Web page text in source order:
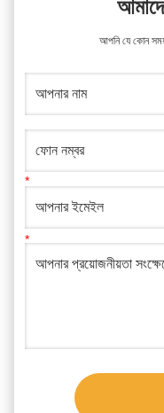
আপনি যে কোন